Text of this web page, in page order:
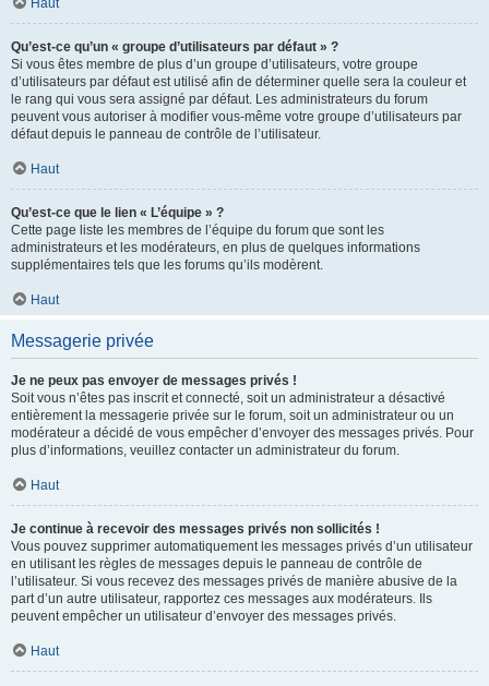
Haut
Qu’est-ce qu’un « groupe d’utilisateurs par défaut » ?
Si vous êtes membre de plus d’un groupe d’utilisateurs, votre groupe
d’utilisateurs par défaut est utilisé afin de déterminer quelle sera la couleur et
le rang qui vous sera assigné par défaut. Les administrateurs du forum
peuvent vous autoriser à modifier vous-même votre groupe d’utilisateurs par
défaut depuis le panneau de contrôle de l’utilisateur.
Haut
Qu’est-ce que le lien « L’équipe » ?
Cette page liste les membres de l’équipe du forum que sont les
administrateurs et les modérateurs, en plus de quelques informations
supplémentaires tels que les forums qu’ils modèrent.
Haut
Messagerie privée
Je ne peux pas envoyer de messages privés !
Soit vous n’êtes pas inscrit et connecté, soit un administrateur a désactivé
entièrement la messagerie privée sur le forum, soit un administrateur ou un
modérateur a décidé de vous empêcher d’envoyer des messages privés. Pour
plus d’informations, veuillez contacter un administrateur du forum.
Haut
Je continue à recevoir des messages privés non sollicités !
Vous pouvez supprimer automatiquement les messages privés d’un utilisateur
en utilisant les règles de messages depuis le panneau de contrôle de
l’utilisateur. Si vous recevez des messages privés de manière abusive de la
part d’un autre utilisateur, rapportez ces messages aux modérateurs. Ils
peuvent empêcher un utilisateur d’envoyer des messages privés.
Haut